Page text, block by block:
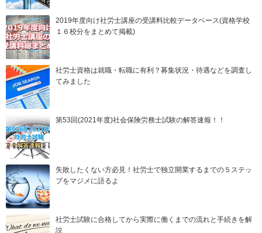
2019年度向け社労士講座の受講料比較データベース(資格学校
１６校分をまとめて掲載)
社労士資格は就職・転職に有利？募集状況・待遇などを調査し
てみました
第53回(2021年度)社会保険労務士試験の解答速報！！
失敗したくない方必見！社労士で独立開業するまでの５ステッ
プをマジメに語るよ
社労士試験に合格してから実際に働くまでの流れと手続きを解
説